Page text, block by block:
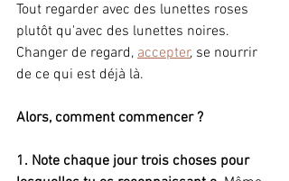
Tout regarder avec des lunettes roses
plutôt qu'avec des lunettes noires.
Changer de regard, accepter, se nourrir
de ce qui est déjà là.
Alors, comment commencer ?
1. Note chaque jour trois choses pour